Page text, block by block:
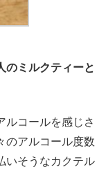
のミルクティーと
ルコールを感じさ
のアルコール度数
いそうなカクテル